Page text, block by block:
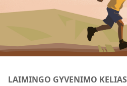
LAIMINGO GYVENIMO KELIAS